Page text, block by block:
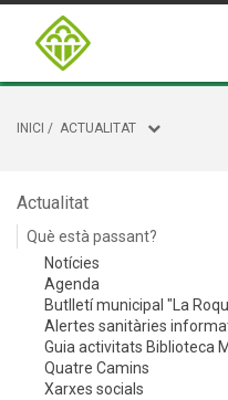
INICI / ACTUALITAT
Actualitat
Què està passant?
Notícies
Agenda
Butlletí municipal "La
Alertes sanitàries
Guia activitats Biblioteca
Quatre Camins
Xarxes socials